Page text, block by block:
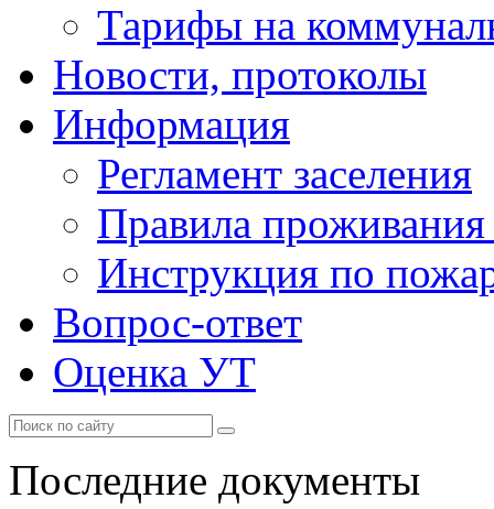
Тарифы на
Новости, протоколы
Информация
Регламент заселения
Правила
Инструкция по
Вопрос-ответ
Оценка УТ
Последние документы